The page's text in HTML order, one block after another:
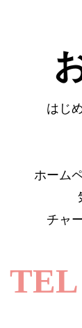
はじ
ホーム
チャ
TEL